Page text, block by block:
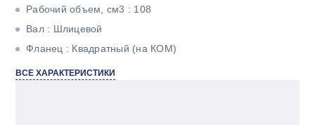
Рабочий объем, см3 : 108
Вал : Шлицевой
Фланец : Квадратный (на КОМ)
Количество потоков : Однопоточный
ВСЕ ХАРАКТЕРИСТИКИ